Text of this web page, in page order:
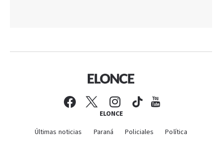
ELONCE
Últimas noticias Paraná Policiales
Política